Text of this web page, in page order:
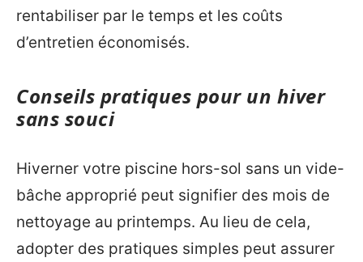
rentabiliser par le temps et les coûts
d’entretien économisés.
Conseils pratiques pour un hiver
sans souci
Hiverner votre piscine hors-sol sans un vide-
bâche approprié peut signifier des mois de
nettoyage au printemps. Au lieu de cela,
adopter des pratiques simples peut assurer